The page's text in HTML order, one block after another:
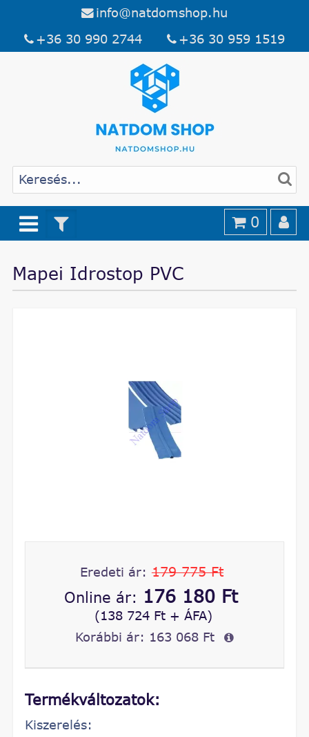
info@natdomshop.hu
+36 30 990 2744
+36 30 959 1519
0
Mapei Idrostop PVC
Eredeti ár: 179 775 Ft
Online ár: 176 180 Ft
(138 724 Ft + ÁFA)
Korábbi ár: 163 068 Ft
Termékváltozatok:
Kiszerelés: